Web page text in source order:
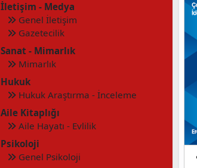
İletişim - Medya
Genel İletişim
Gazetecilik
Sanat - Mimarlık
Mimarlık
Hukuk
Hukuk Araştırma - İnceleme
Aile Kitaplığı
Aile Hayatı - Evlilik
Psikoloji
Genel Psikoloji